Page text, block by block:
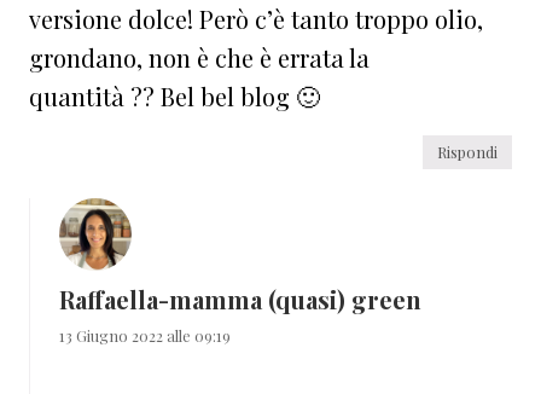
versione dolce! Però c’è tanto troppo olio,
grondano, non è che è errata la
quantità ?? Bel bel blog 🙂
Rispondi
Raffaella-mamma (quasi) green
13 Giugno 2022 alle 09:19